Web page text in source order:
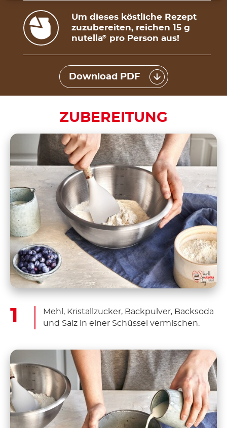
Um dieses köstliche Rezept
zuzubereiten, reichen 15 g
nutella® pro Person aus!
Download PDF
ZUBEREITUNG
Mehl, Kristallzucker, Backpulver, Backsoda
und Salz in einer Schüssel vermischen.